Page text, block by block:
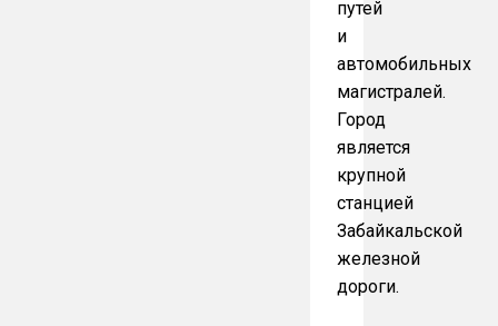
путей
и
автомобильных
магистралей.
Город
является
крупной
станцией
Забайкальской
железной
дороги.